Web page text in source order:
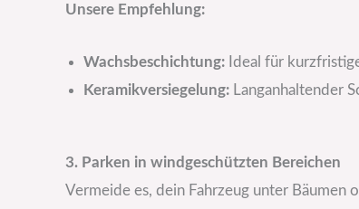
Unsere Empfehlung:
Wachsbeschichtung: Ideal für
Keramikversiegelung: Langanhaltender
3. Parken in windgeschützten Bereichen
Vermeide es, dein Fahrzeug unter Bäumen